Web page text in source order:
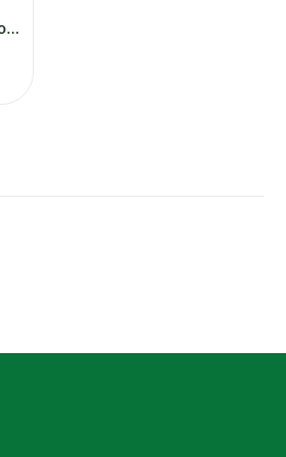
Osmobiotic Flora Adulto 1,6gr